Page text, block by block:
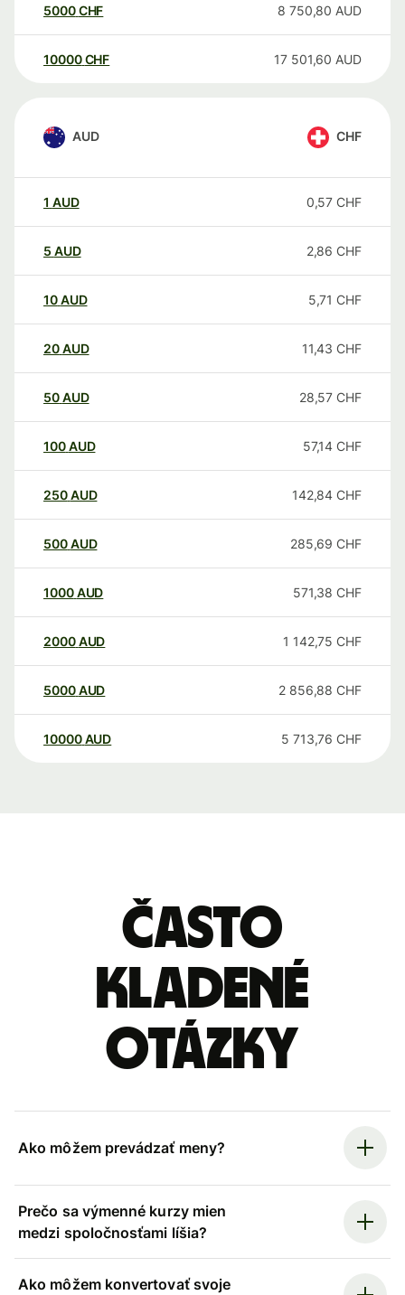
5000CHF 8 750,80 AUD
10000 CHF 17 501,60 AUD
AUD CHF
1 AUD 0,57 CHF
5 AUD 2,86 CHF
10AUD 5,71 CHF
20AUD 11,43 CHF
50AUD 28,57 CHF
100AUD 57,14 CHF
250AUD 142,84 CHF
500AUD 285,69 CHF
1000AUD 571,38 CHF
2000AUD 1 142,75 CHF
5000AUD 2 856,88 CHF
10000 AUD 5 713,76 CHF
Často
kladené
otázky
Ako môžem prevádzať meny?
Prečo sa výmenné kurzy mien
medzi spoločnosťami líšia?
Ako môžem konvertovať svoje